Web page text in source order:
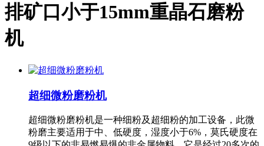
排矿口小于15mm重晶石磨粉
机
超细微粉磨粉机
超细微粉磨粉机是一种细粉及超细粉的加工设备，此微
粉磨主要适用于中、低硬度，湿度小于6%，莫氏硬度在